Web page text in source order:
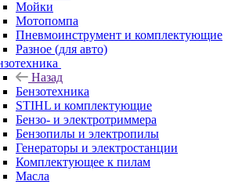
Мойки
Мотопомпа
Пневмоинструмент и комплектующие
Разное (для авто)
Назад
Бензотехника
STIHL и комплектующие
Бензо- и электротриммера
Бензопилы и электропилы
Генераторы и электростанции
Комплектующее к пилам
Масла